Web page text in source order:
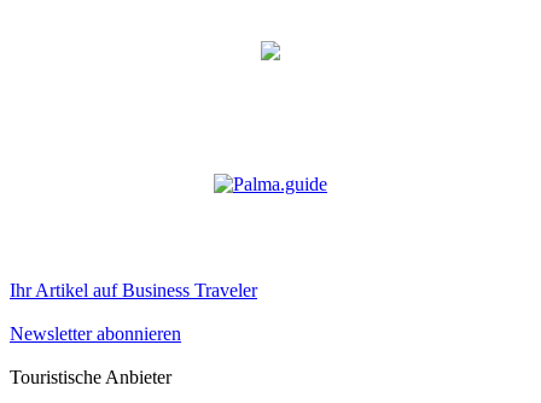
Ihr Artikel auf Business Traveler
Newsletter abonnieren
Touristische Anbieter